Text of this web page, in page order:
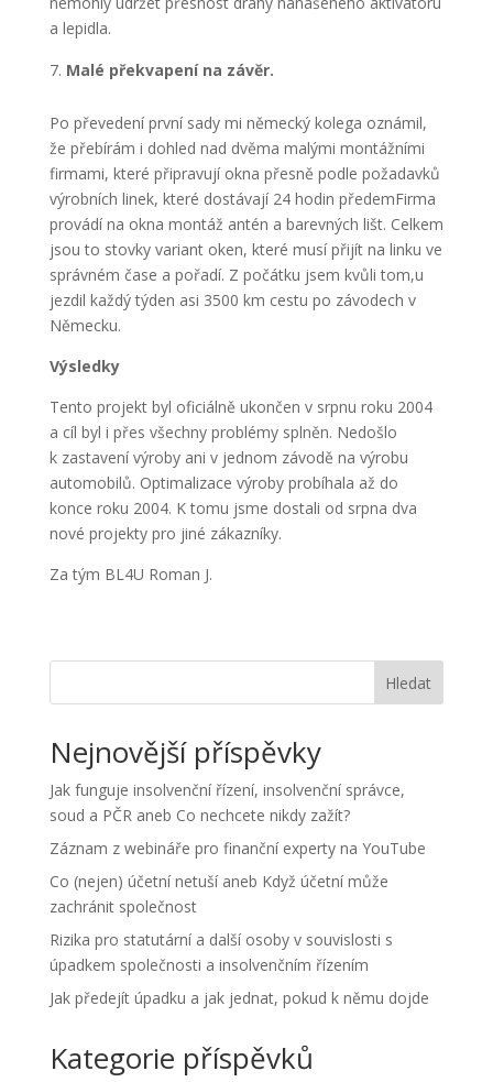
a lepidla.
Malé překvapení na závěr.
Po převedení první sady mi německý kolega oznámil,
že přebírám i dohled nad dvěma malými montážními
firmami, které připravují okna přesně podle požadavků
výrobních linek, které dostávají 24 hodin předemFirma
provádí na okna montáž antén a barevných lišt. Celkem
jsou to stovky variant oken, které musí přijít na linku ve
správném čase a pořadí. Z počátku jsem kvůli tom,u
jezdil každý týden asi 3500 km cestu po závodech v
Německu.
Výsledky
Tento projekt byl oficiálně ukončen v srpnu roku 2004
a cíl byl i přes všechny problémy splněn. Nedošlo
k zastavení výroby ani v jednom závodě na výrobu
automobilů. Optimalizace výroby probíhala až do
konce roku 2004. K tomu jsme dostali od srpna dva
nové projekty pro jiné zákazníky.
Za tým BL4U Roman J.
Hledat
Nejnovější příspěvky
Jak funguje insolvenční řízení, insolvenční správce,
soud a PČR aneb Co nechcete nikdy zažít?
Záznam z webináře pro finanční experty na YouTube
Co (nejen) účetní netuší aneb Když účetní může
zachránit společnost
Rizika pro statutární a další osoby v souvislosti s
úpadkem společnosti a insolvenčním řízením
Jak předejít úpadku a jak jednat, pokud k němu dojde
Kategorie příspěvků